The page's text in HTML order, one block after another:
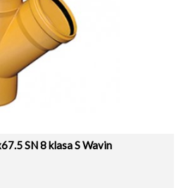
SN 8 klasa S Wavin